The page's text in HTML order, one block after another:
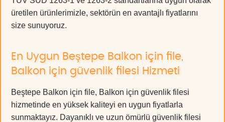
üretilen ürünlerimizle, sektörün en avantajlı fiyatlarını
size sunuyoruz.
En Uygun Beştepe Balkon için file,
Balkon için güvenlik filesi Hizmeti
Beştepe Balkon için file, Balkon için güvenlik filesi
hizmetinde en yüksek kaliteyi en uygun fiyatlarla
sunmaktayız. Dayanıklı ve uzun ömürlü güvenlik filesi